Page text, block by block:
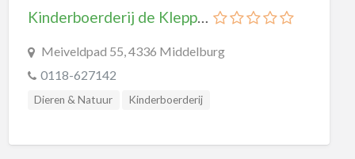
Kinderboerderij de Klepperhoeve
Meiveldpad 55, 4336 Middelburg
0118-627142
Dieren & Natuur Kinderboerderij